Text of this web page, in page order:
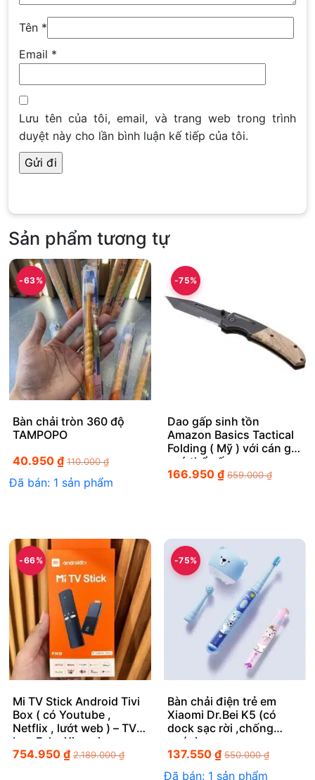
Tên *
Email *
Lưu tên của tôi, email, và trang web trong trình
duyệt này cho lần bình luận kế tiếp của tôi.
Sản phẩm tương tự
-63%
Bàn chải tròn 360 độ
TAMPOPO
40.950 ₫ 110.000₫
Đã bán: 1 sản phẩm
-75%
Dao gấp sinh tồn
Amazon Basics Tactical
Folding ( Mỹ ) với cán gỗ
, có thể gấp gọn
166.950₫ 659.000₫
-66%
Mi TV Stick Android Tivi
Box ( có Youtube ,
Netflix , lướt web ) – TV
box Fake Xiaomi
754.950 ₫ 2.189.000₫
-75%
Bàn chải điện trẻ em
Xiaomi Dr.Bei K5 (có
dock sạc rời ,chống
nước)
137.550₫ 550.000₫
Đã bán: 1 sản phẩm